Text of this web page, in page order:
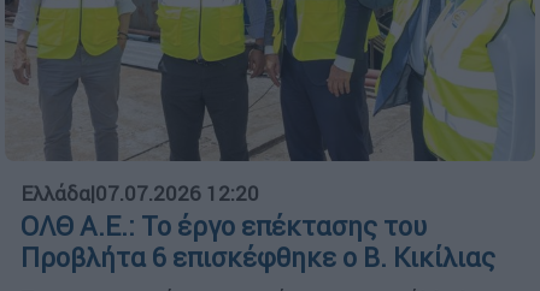
Ελλάδα|07.07.2026 12:20
ΟΛΘ Α.Ε.: Το έργο επέκτασης του
Προβλήτα 6 επισκέφθηκε ο Β. Κικίλιας